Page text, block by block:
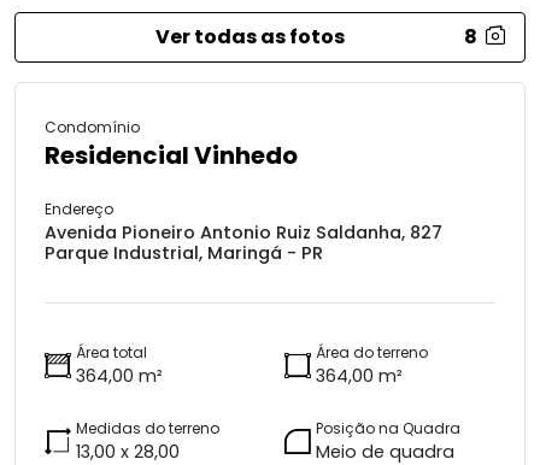
Ver todas as fotos 8
Condomínio
Residencial Vinhedo
Endereço
Avenida Pioneiro Antonio Ruiz Saldanha, 827
Parque Industrial, Maringá - PR
Área total
364,00 m²
Área do terreno
364,00 m²
Medidas do terreno
13,00 x 28,00
Posição na Quadra
Meio de quadra